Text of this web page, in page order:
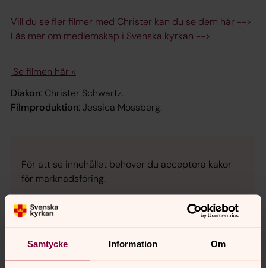
Samtycke Information Om
Vill du se fler filmer med Christer kan du se dem här -->
Läs mer om medlemskap i Svenska kyrkan -->
Se filmen här ››
Diakon: Christer Schwartz.
Filmproduktion: Jessica Mossberg.
För att se innehållet behöver du acceptera kakor
för marknadsföring.
Se videon på YouTube i stället.